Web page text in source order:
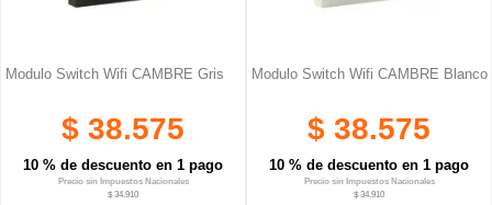
Modulo Switch Wifi CAMBRE Gris
$ 38.575
10 % de descuento en 1 pago
Precio sin Impuestos Nacionales
$ 34.910
Modulo Switch Wifi CAMBRE Blanco
$ 38.575
10 % de descuento en 1 pago
Precio sin Impuestos Nacionales
$ 34.910